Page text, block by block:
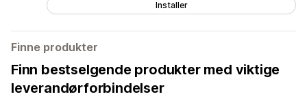
Installer
Finne produkter
Finn bestselgende produkter med viktige
leverandørforbindelser